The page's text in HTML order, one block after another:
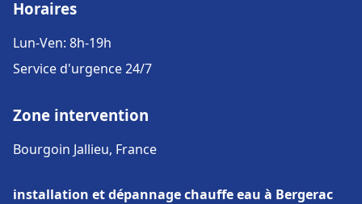
Horaires
Lun-Ven: 8h-19h
Service d'urgence 24/7
Zone intervention
Bourgoin Jallieu, France
installation et dépannage chauffe eau à Bergerac